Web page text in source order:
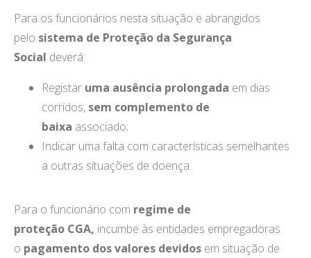
Para os funcionários nesta situação e abrangidos
pelo sistema de Proteção da Segurança
Social deverá:
Registar uma ausência prolongada em dias
corridos, sem complemento de
baixa associado;
Indicar uma falta com características semelhantes
a outras situações de doença.
Para o funcionário com regime de
proteção CGA, incumbe às entidades empregadoras
o pagamento dos valores devidos em situação de